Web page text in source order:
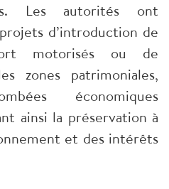
Les autorités ont
d’introduction de
motorisés ou de
zones patrimoniales,
économiques
ainsi la préservation à
et des intérêts